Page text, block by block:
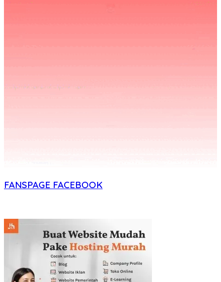
FANSPAGE FACEBOOK